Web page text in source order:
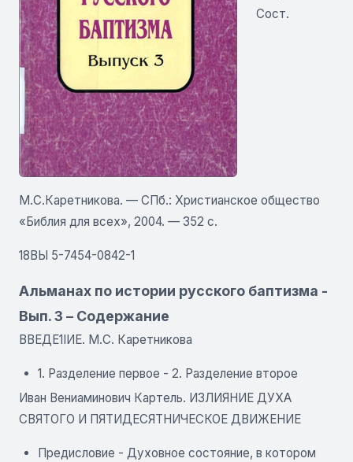
Сост.
М.С.Каретникова. — СПб.: Христианское общество
«Библия для всех», 2004. — 352 с.
18ВЫ 5-7454-0842-1
Альманах по истории русского баптизма -
Вып. 3 – Содержание
ВВЕДЕ1IИЕ. М.С. Каретникова
1. Разделение первое - 2. Разделение второе
Иван Вениаминович Картель. ИЗЛИЯНИЕ ДУХА
СВЯТОГО И ПЯТИДЕСЯТНИЧЕСКОЕ ДВИЖЕНИЕ
Предисловие - Духовное состояние, в котором